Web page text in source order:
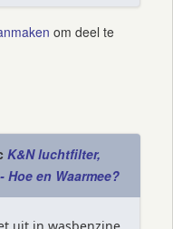
om deel te
K&N luchtfilter,
en Waarmee?